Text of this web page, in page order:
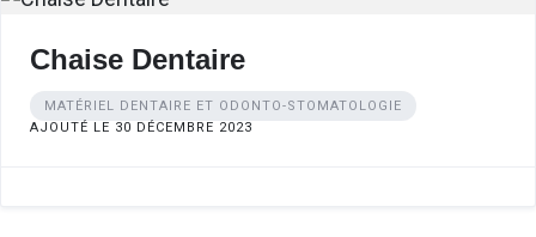
Chaise Dentaire
MATÉRIEL DENTAIRE ET ODONTO-STOMATOLOGIE
AJOUTÉ LE 30 DÉCEMBRE 2023